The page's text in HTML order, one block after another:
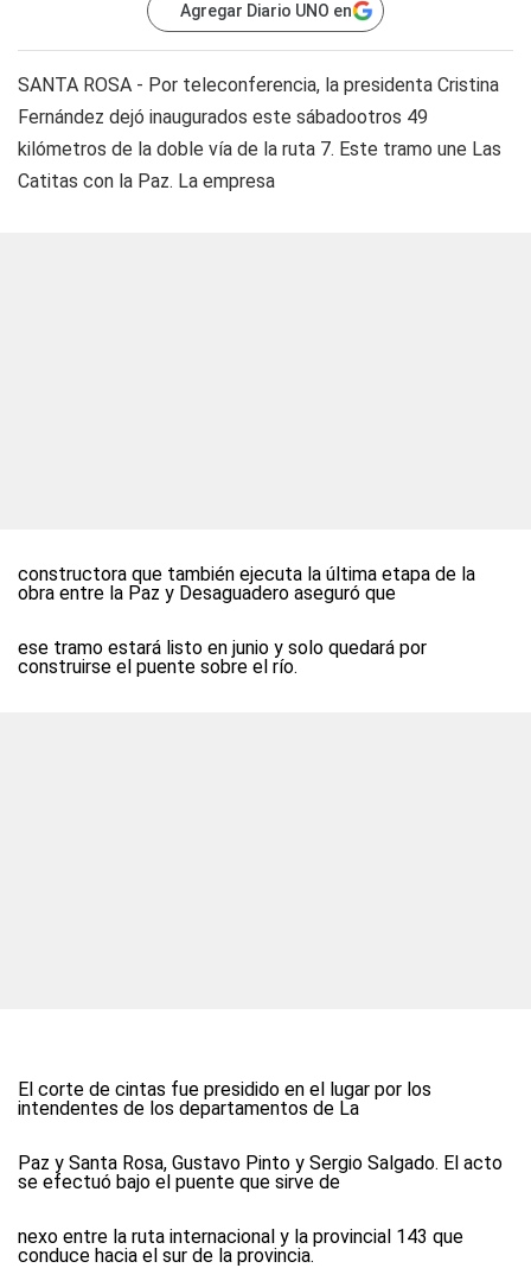
Agregar Diario UNO en
SANTA ROSA - Por teleconferencia, la presidenta Cristina
Fernández dejó inaugurados este sábadootros 49
kilómetros de la doble vía de la ruta 7. Este tramo une Las
Catitas con la Paz. La empresa
constructora que también ejecuta la última etapa de la
obra entre la Paz y Desaguadero aseguró que
ese tramo estará listo en junio y solo quedará por
construirse el puente sobre el río.
El corte de cintas fue presidido en el lugar por los
intendentes de los departamentos de La
Paz y Santa Rosa, Gustavo Pinto y Sergio Salgado. El acto
se efectuó bajo el puente que sirve de
nexo entre la ruta internacional y la provincial 143 que
conduce hacia el sur de la provincia.